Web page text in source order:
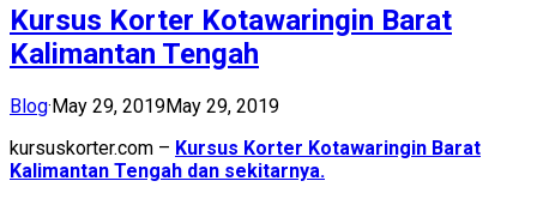
Kursus Korter Kotawaringin Barat
Kalimantan Tengah
Blog·May 29, 2019May 29, 2019
kursuskorter.com – Kursus Korter Kotawaringin Barat
Kalimantan Tengah dan sekitarnya.